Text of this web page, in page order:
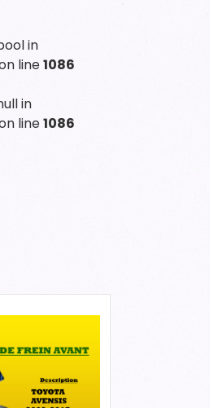
in
line1086
in
line1086